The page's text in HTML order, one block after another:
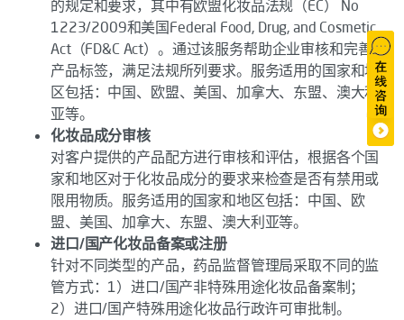
的规定和要求，其中有欧盟化妆品法规（EC） No
1223/2009和美国Federal Food, Drug, and Cosmetic
Act（FD&C Act）。通过该服务帮助企业审核和完善
产品标签，满足法规所列要求。服务适用的国家和地
区包括：中国、欧盟、美国、加拿大、东盟、澳大利
亚等。
化妆品成分审核
对客户提供的产品配方进行审核和评估，根据各个国
家和地区对于化妆品成分的要求来检查是否有禁用或
限用物质。服务适用的国家和地区包括：中国、欧
盟、美国、加拿大、东盟、澳大利亚等。
进口/国产化妆品备案或注册
针对不同类型的产品，药品监督管理局采取不同的监
管方式：1）进口/国产非特殊用途化妆品备案制；
2）进口/国产特殊用途化妆品行政许可审批制。